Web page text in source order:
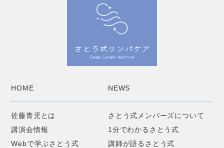
HOME NEWS
佐藤青児とは
さとう式メンバーズについて
講演会情報
1分でわかるさとう式
Webで学ぶさとう式
講師が語るさとう式